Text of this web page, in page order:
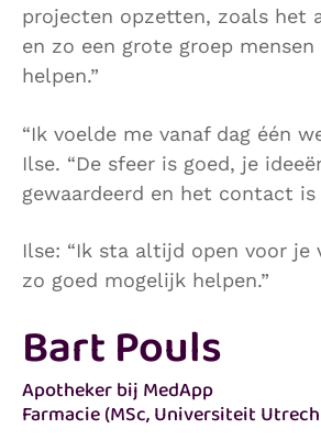
projecten opzetten, zoals het
en zo een grote groep
helpen.”
“Ik voelde me vanaf dag één
Ilse. “De sfeer is goed, je
gewaardeerd en het contact is
Ilse: “Ik sta altijd open voor je
zo goed mogelijk helpen.”
Bart Pouls
Apotheker bij MedApp
Farmacie (MSc, Universiteit